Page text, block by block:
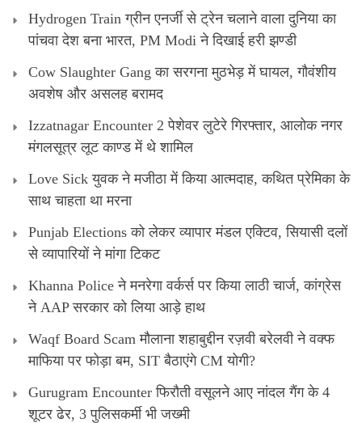
Hydrogen Train ग्रीन एनर्जी से ट्रेन चलाने वाला दुनिया का
पांचवा देश बना भारत, PM Modi ने दिखाई हरी झण्डी
Cow Slaughter Gang का सरगना मुठभेड़ में घायल, गौवंशीय
अवशेष और असलह बरामद
Izzatnagar Encounter 2 पेशेवर लुटेरे गिरफ्तार, आलोक नगर
मंगलसूत्र लूट काण्‍ड में थे शामिल
Love Sick युवक ने मजीठा में किया आत्मदाह, कथित प्रेमिका के
साथ चाहता था मरना
Punjab Elections को लेकर व्यापार मंडल एक्टिव, सियासी दलों
से व्यापारियों ने मांगा टिकट
Khanna Police ने मनरेगा वर्कर्स पर किया लाठी चार्ज, कांग्रेस
ने AAP सरकार को लिया आड़े हाथ
Waqf Board Scam मौलाना शहाबुद्दीन रज़वी बरेलवी ने वक्फ
माफिया पर फोड़ा बम, SIT बैठाएंगे CM योगी?
Gurugram Encounter फिरौती वसूलने आए नांदल गैंग के 4
शूटर ढेर, 3 पुलिसकर्मी भी जख्मी